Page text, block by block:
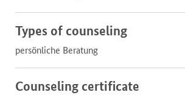
Types of counseling
persönliche Beratung
Counseling certificate